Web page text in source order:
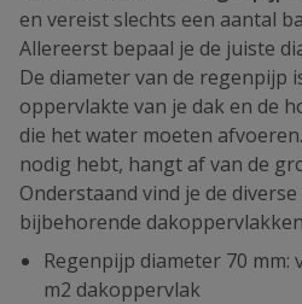
en vereist slechts een aantal
Allereerst bepaal je de juiste
De diameter van de regenpijp
oppervlakte van je dak en de
die het water moeten
nodig hebt, hangt af van de
Onderstaand vind je de
bijbehorende
Regenpijp diameter 70
m2 dakoppervlak